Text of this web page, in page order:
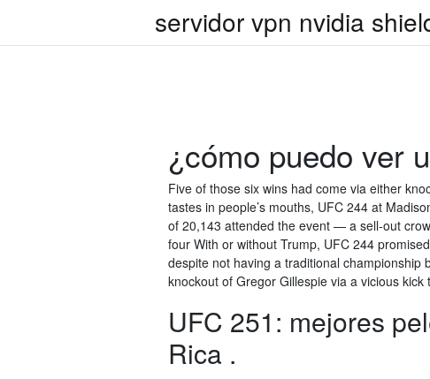
servidor vpn nvidia
¿cómo puedo ver
Five of those six wins had come via either
tastes in people’s mouths, UFC 244 at
of 20,143 attended the event — a sell-out
four With or without Trump, UFC 244
despite not having a traditional championship
knockout of Gregor Gillespie via a vicious
UFC 251: mejores
Rica .